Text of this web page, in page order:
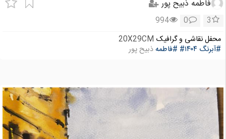
فاطمه ذبیح پور
3
0
994
محفل نقاشی و گرافیک 20X29CM
#آبرنگ #۱۴۰۴ #فاطمهذبیح پور